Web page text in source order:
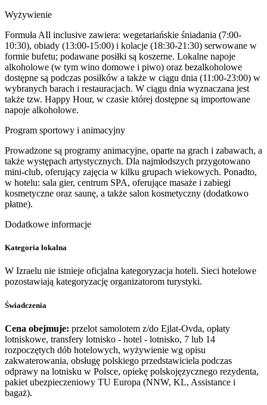
Wyżywienie
Formuła AIl inclusive zawiera: wegetariańskie śniadania (7:00-
10:30), obiady (13:00-15:00) i kolacje (18:30-21:30) serwowane w
formie bufetu; podawane posiłki są koszerne. Lokalne napoje
alkoholowe (w tym wino domowe i piwo) oraz bezalkoholowe
dostępne są podczas posiłków a także w ciągu dnia (11:00-23:00) w
wybranych barach i restauracjach. W ciągu dnia wyznaczana jest
także tzw. Happy Hour, w czasie której dostępne są importowane
napoje alkoholowe.
Program sportowy i animacyjny
Prowadzone są programy animacyjne, oparte na grach i zabawach, a
także występach artystycznych. Dla najmłodszych przygotowano
mini-club, oferujący zajęcia w kilku grupach wiekowych. Ponadto,
w hotelu: sala gier, centrum SPA, oferujące masaże i zabiegi
kosmetyczne oraz saunę, a także salon kosmetyczny (dodatkowo
płatne).
Dodatkowe informacje
Kategoria lokalna
W Izraelu nie istnieje oficjalna kategoryzacja hoteli. Sieci hotelowe
pozostawiają kategoryzację organizatorom turystyki.
Świadczenia
Cena obejmuje: przelot samolotem z/do Ejlat-Ovda, opłaty
lotniskowe, transfery lotnisko - hotel - lotnisko, 7 lub 14
rozpoczętych dób hotelowych, wyżywienie wg opisu
zakwaterowania, obsługę polskiego przedstawiciela podczas
odprawy na lotnisku w Polsce, opiekę polskojęzycznego rezydenta,
pakiet ubezpieczeniowy TU Europa (NNW, KL, Assistance i
bagaż).